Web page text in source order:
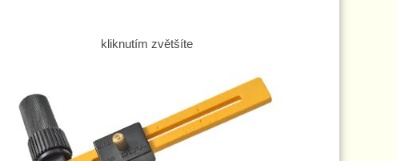
kliknutím zvětšíte